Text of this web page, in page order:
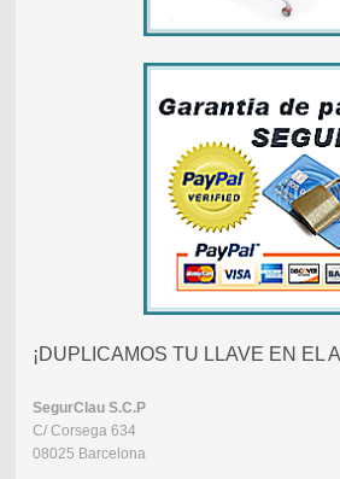
¡DUPLICAMOS TU LLAVE EN EL
SegurClau S.C.P
C/ Corsega 634
08025 Barcelona